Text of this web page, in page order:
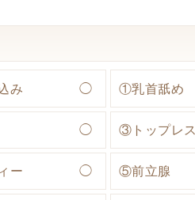
み ◯ ①乳首舐め
◯ ③トップレス
ー ◯ ⑤前立腺